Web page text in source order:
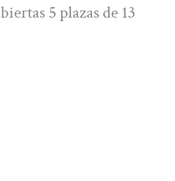
5 plazas de 13